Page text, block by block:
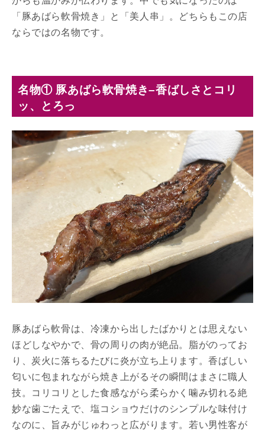
「豚あばら軟骨焼き」と「美人串」。どちらもこの店
ならではの名物です。
名物① 豚あばら軟骨焼き–香ばしさとコリ
ッ、とろっ
豚あばら軟骨は、冷凍から出したばかりとは思えない
ほどしなやかで、骨の周りの肉が絶品。脂がのってお
り、炭火に落ちるたびに炎が立ち上ります。香ばしい
匂いに包まれながら焼き上がるその瞬間はまさに職人
技。コリコリとした食感ながら柔らかく噛み切れる絶
妙な歯ごたえで、塩コショウだけのシンプルな味付け
なのに、旨みがじゅわっと広がります。若い男性客が